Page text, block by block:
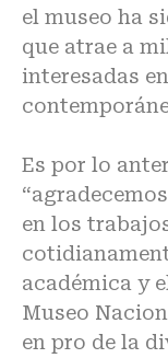
el museo ha
que atrae a
interesadas
Es por lo
en los
académica y
Museo
en pro de la